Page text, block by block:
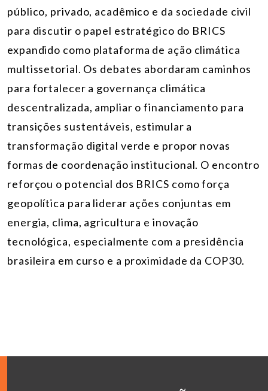
público, privado, acadêmico e da sociedade civil
para discutir o papel estratégico do BRICS
expandido como plataforma de ação climática
multissetorial. Os debates abordaram caminhos
para fortalecer a governança climática
descentralizada, ampliar o financiamento para
transições sustentáveis, estimular a
transformação digital verde e propor novas
formas de coordenação institucional. O encontro
reforçou o potencial dos BRICS como força
geopolítica para liderar ações conjuntas em
energia, clima, agricultura e inovação
tecnológica, especialmente com a presidência
brasileira em curso e a proximidade da COP30.